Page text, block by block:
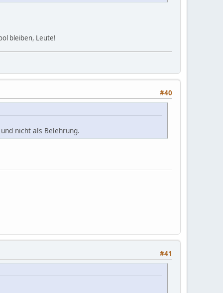
bleiben, Leute!
#40
nicht als Belehrung.
#41